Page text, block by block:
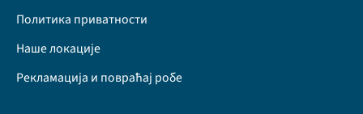
Политика приватности
Наше локације
Рекламација и повраћај робе